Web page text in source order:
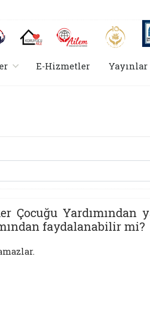
sekmede açılır)
Alo 144 (yeni sekmede açılır)Koruyucu Aile (yeni sekmede açılır)
AİLEM İletişim Aile ve
, alt menü içerir
E-Hizmetler Yayınlar
Çocuğu
faydalanabilir mi?